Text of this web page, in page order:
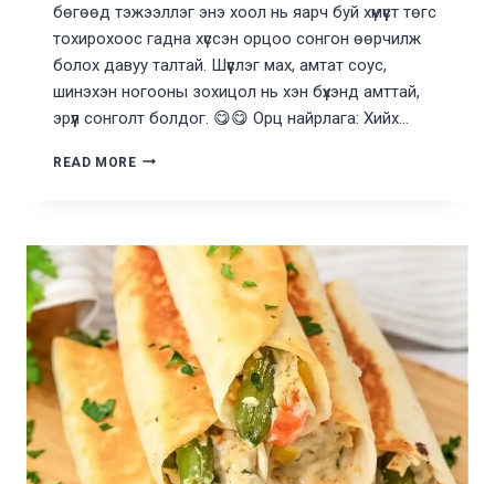
бөгөөд тэжээллэг энэ хоол нь яарч буй хүмүүст төгс
тохирохоос гадна хүссэн орцоо сонгон өөрчилж
болох давуу талтай. Шүүслэг мах, амтат соус,
шинэхэн ногооны зохицол нь хэн бүхэнд амттай,
эрүүл сонголт болдог. 😋😋 Орц найрлага: Хийх…
READ MOREАМТТАЙ